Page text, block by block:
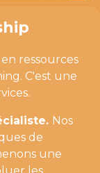
ressources
C'est une
Nos
de
une
les